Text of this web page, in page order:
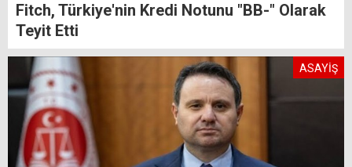
Fitch, Türkiye'nin Kredi Notunu "BB-" Olarak
Teyit Etti
ASAYİŞ